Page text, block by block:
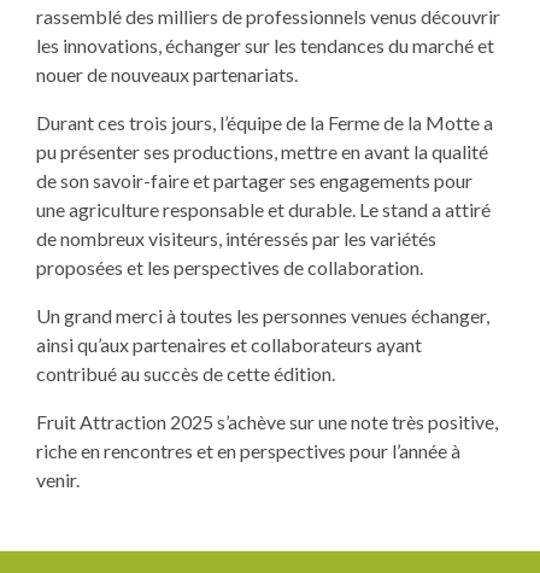
rassemblé des milliers de professionnels venus découvrir
les innovations, échanger sur les tendances du marché et
nouer de nouveaux partenariats.
Durant ces trois jours, l’équipe de la Ferme de la Motte a
pu présenter ses productions, mettre en avant la qualité
de son savoir-faire et partager ses engagements pour
une agriculture responsable et durable. Le stand a attiré
de nombreux visiteurs, intéressés par les variétés
proposées et les perspectives de collaboration.
Un grand merci à toutes les personnes venues échanger,
ainsi qu’aux partenaires et collaborateurs ayant
contribué au succès de cette édition.
Fruit Attraction 2025 s’achève sur une note très positive,
riche en rencontres et en perspectives pour l’année à
venir.